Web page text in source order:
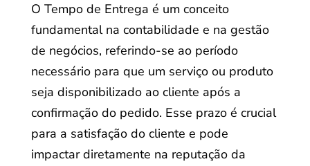
O Tempo de Entrega é um conceito
fundamental na contabilidade e na gestão
de negócios, referindo-se ao período
necessário para que um serviço ou produto
seja disponibilizado ao cliente após a
confirmação do pedido. Esse prazo é crucial
para a satisfação do cliente e pode
impactar diretamente na reputação da